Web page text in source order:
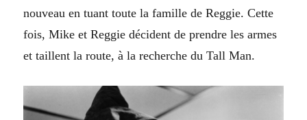
nouveau en tuant toute la famille de Reggie. Cette
fois, Mike et Reggie décident de prendre les armes
et taillent la route, à la recherche du Tall Man.